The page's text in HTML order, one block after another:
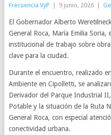
Frecuencia VyP 9 junio, 2026
El Gobernador Alberto
General Roca, María Emilia Soria,
institucional de trabajo sobre
clave para la ciudad.
Durante el encuentro, realizado
Ambiente en Cipolletti, se
Derivador del Parque Industrial
Potable y la situación de la Ruta
General Roca, con especial
conectividad urbana.